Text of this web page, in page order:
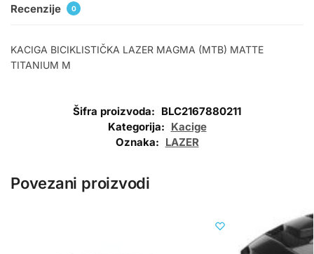
Recenzije 0
KACIGA BICIKLISTIČKA LAZER MAGMA (MTB) MATTE
TITANIUM M
Šifra proizvoda: BLC2167880211
Kategorija: Kacige
Oznaka: LAZER
Povezani proizvodi